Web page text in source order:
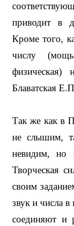
приводит в
Кроме того,
числу
физическая)
Блаватская
Так же как в
не слышим,
невидим, но
Творческая
своим
звук и числа
соединяют и